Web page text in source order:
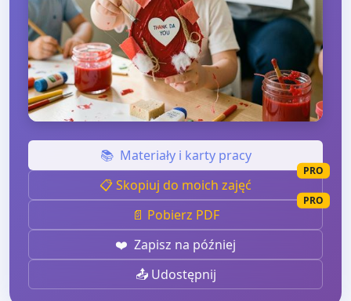
📚 Materiały i karty pracy
📋 Skopiuj do moich zajęć
PRO
📄 Pobierz PDF
PRO
❤️ Zapisz na później
📤 Udostępnij